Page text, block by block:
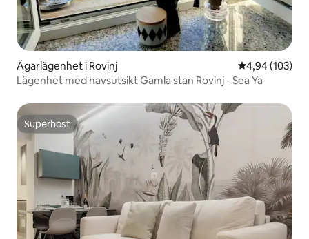
Ägarlägenhet i Rovinj 4,94 av 5 i
4,94 (103)
Lägenhet med havsutsikt Gamla stan Rovinj - Sea Ya
Superhost
Superhost